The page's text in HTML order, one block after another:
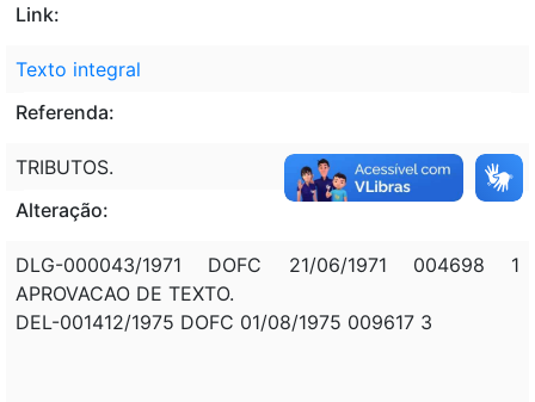
Link:
Texto integral
Referenda:
TRIBUTOS.
Alteração:
DLG-000043/1971 DOFC 21/06/1971 004698 1
APROVACAO DE TEXTO.
DEL-001412/1975 DOFC 01/08/1975 009617 3